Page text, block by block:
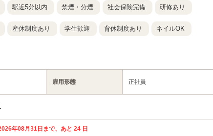
駅近5分以内 禁煙・分煙 社会保険完備 研修あり
産休制度あり 学生歓迎 育休制度あり ネイルOK
雇用形態 正社員
年08月31日まで、あと 24 日